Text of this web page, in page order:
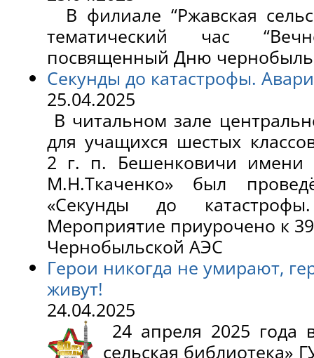
В филиале “Ржавская
тематический час
посвященный Дню
Секунды до катастрофы.
25.04.2025
В читальном зале
для учащихся шестых
2 г. п. Бешенковичи имени
М.Н.Ткаченко» был
«Секунды до
Мероприятие приурочено к
Чернобыльской АЭС
Герои никогда не умирают,
живут!
24.04.2025
24 апреля 2025 года
сельская библиотека»